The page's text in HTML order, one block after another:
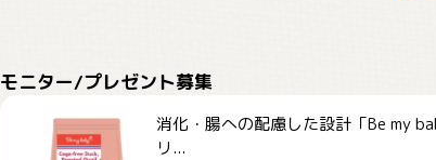
モニター/プレゼント募集
消化・腸への配慮した設計「Be my
リ...